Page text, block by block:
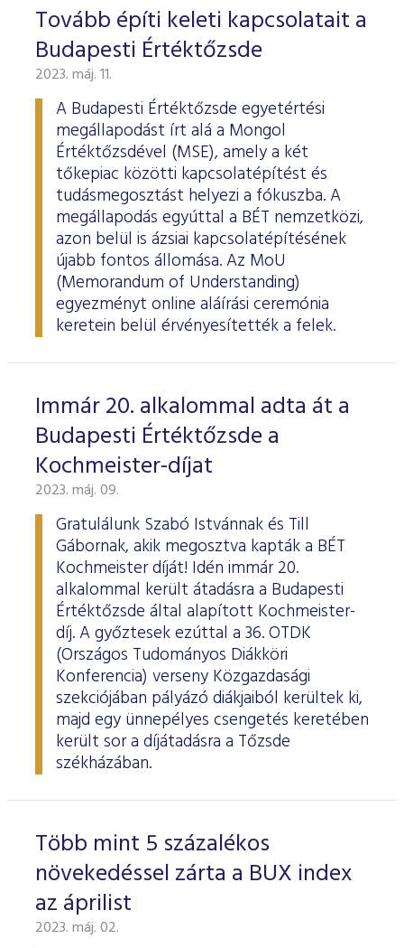
ESG Útmutató
Tovább építi keleti kapcsolatait a
Budapesti Értéktőzsde
2023. máj. 11.
A Budapesti Értéktőzsde egyetértési
megállapodást írt alá a Mongol
Értéktőzsdével (MSE), amely a két
tőkepiac közötti kapcsolatépítést és
tudásmegosztást helyezi a fókuszba. A
megállapodás egyúttal a BÉT nemzetközi,
azon belül is ázsiai kapcsolatépítésének
újabb fontos állomása. Az MoU
(Memorandum of Understanding)
egyezményt online aláírási ceremónia
keretein belül érvényesítették a felek.
Immár 20. alkalommal adta át a
Budapesti Értéktőzsde a
Kochmeister-díjat
2023. máj. 09.
Gratulálunk Szabó Istvánnak és Till
Gábornak, akik megosztva kapták a BÉT
Kochmeister díját! Idén immár 20.
alkalommal került átadásra a Budapesti
Értéktőzsde által alapított Kochmeister-
díj. A győztesek ezúttal a 36. OTDK
(Országos Tudományos Diákköri
Konferencia) verseny Közgazdasági
szekciójában pályázó diákjaiból kerültek ki,
majd egy ünnepélyes csengetés keretében
került sor a díjátadásra a Tőzsde
székházában.
Több mint 5 százalékos
növekedéssel zárta a BUX index
az áprilist
2023. máj. 02.